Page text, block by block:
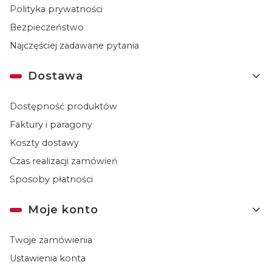
Polityka prywatności
Bezpieczeństwo
Najczęściej zadawane pytania
Dostawa
Dostępność produktów
Faktury i paragony
Koszty dostawy
Czas realizacji zamówień
Sposoby płatności
Moje konto
Twoje zamówienia
Ustawienia konta